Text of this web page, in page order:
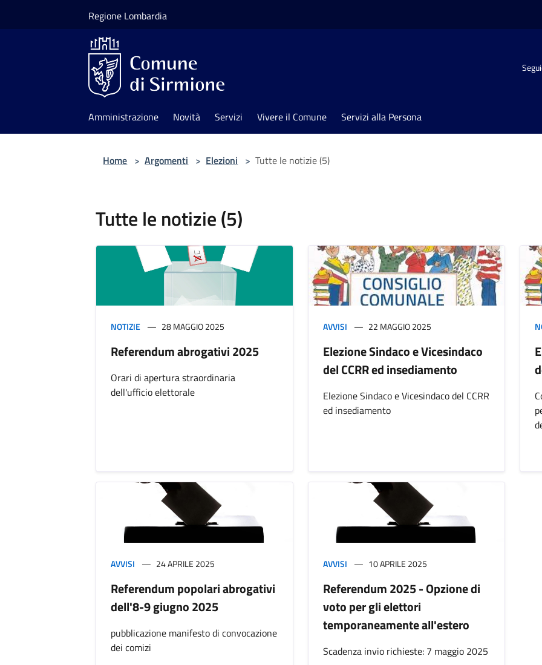
Regione Lombardia
Amministrazione Novità Servizi Vivere il Comune Servizi alla Persona
Home > Argomenti > Elezioni > Tutte le notizie (5)
Tutte le notizie (5)
NOTIZIE 28 MAGGIO 2025
Referendum abrogativi 2025
Orari di apertura straordinaria
dell'ufficio elettorale
AVVISI 22 MAGGIO 2025
Elezione Sindaco e Vicesindaco
del CCRR ed insediamento
Elezione Sindaco e Vicesindaco del CCRR
ed insediamento
AVVISI 24 APRILE 2025
Referendum popolari abrogativi
dell'8-9 giugno 2025
pubblicazione manifesto di convocazione
dei comizi
AVVISI 10 APRILE 2025
Referendum 2025 - Opzione di
voto per gli elettori
temporaneamente all'estero
Scadenza invio richieste: 7 maggio 2025